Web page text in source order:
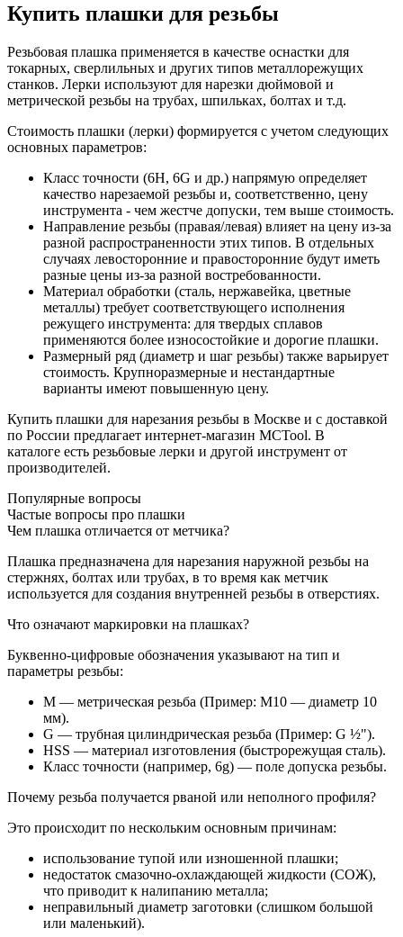
Купить плашки для резьбы
Резьбовая плашка применяется в качестве оснастки для
токарных, сверлильных и других типов металлорежущих
станков. Лерки используют для нарезки дюймовой и
метрической резьбы на трубах, шпильках, болтах и т.д.
Стоимость плашки (лерки) формируется с учетом следующих
основных параметров:
Класс точности (6H, 6G и др.) напрямую определяет
качество нарезаемой резьбы и, соответственно, цену
инструмента - чем жестче допуски, тем выше стоимость.
Направление резьбы (правая/левая) влияет на цену из-за
разной распространенности этих типов. В отдельных
случаях левосторонние и правосторонние будут иметь
разные цены из-за разной востребованности.
Материал обработки (сталь, нержавейка, цветные
металлы) требует соответствующего исполнения
режущего инструмента: для твердых сплавов
применяются более износостойкие и дорогие плашки.
Размерный ряд (диаметр и шаг резьбы) также варьирует
стоимость. Крупноразмерные и нестандартные
варианты имеют повышенную цену.
Купить плашки для нарезания резьбы в Москве и с доставкой
по России предлагает интернет-магазин MCTool. В
каталоге есть резьбовые лерки и другой инструмент от
производителей.
Популярные вопросы
Частые вопросы про плашки
Чем плашка отличается от метчика?
Плашка предназначена для нарезания наружной резьбы на
стержнях, болтах или трубах, в то время как метчик
используется для создания внутренней резьбы в отверстиях.
Что означают маркировки на плашках?
Буквенно-цифровые обозначения указывают на тип и
параметры резьбы:
M — метрическая резьба (Пример: М10 — диаметр 10
мм).
G — трубная цилиндрическая резьба (Пример: G ½").
HSS — материал изготовления (быстрорежущая сталь).
Класс точности (например, 6g) — поле допуска резьбы.
Почему резьба получается рваной или неполного профиля?
Это происходит по нескольким основным причинам:
использование тупой или изношенной плашки;
недостаток смазочно-охлаждающей жидкости (СОЖ),
что приводит к налипанию металла;
неправильный диаметр заготовки (слишком большой
или маленький).